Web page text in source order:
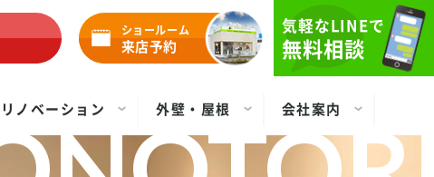
ショールーム
来店予約
気軽なLINEで
無料相談
リノベーション 外壁・屋根 会社案内